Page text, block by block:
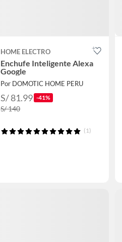
HOME ELECTRO
Enchufe Inteligente Alexa
Google
Por DOMOTIC HOME PERU
S/ 81.99 -41%
S/ 140
(1)